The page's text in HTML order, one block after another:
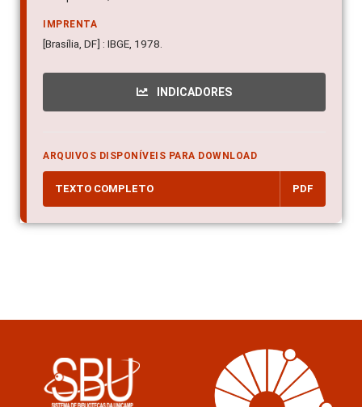
IMPRENTA
[Brasília, DF] : IBGE, 1978.
INDICADORES
ARQUIVOS DISPONÍVEIS PARA DOWNLOAD
TEXTO COMPLETO PDF